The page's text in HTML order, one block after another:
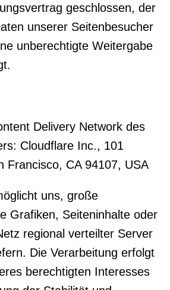
geschlossen, der
unserer Seitenbesucher
unberechtigte Weitergabe
Delivery Network des
Cloudflare Inc., 101
Francisco, CA 94107, USA
uns, große
Grafiken, Seiteninhalte oder
regional verteilter Server
Die Verarbeitung erfolgt
berechtigten Interesses